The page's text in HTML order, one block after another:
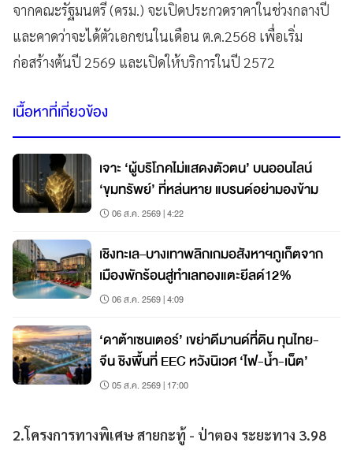
จากคณะรัฐมนตรี (ครม.) จะเปิดประกวดราคาในช่วงกลางปี
และคาดว่าจะได้ตัวเอกชนในเดือน ต.ค.2568 เพื่อเริ่ม
ก่อสร้างต้นปี 2569 และเปิดให้บริการในปี 2572
เนื้อหาที่เกี่ยวข้อง
เจาะ ‘ผู้บริโภคไม่แสดงตัวตน’ บนออนไลน์
‘ขุมทรัพย์’ ที่หล่นหาย แบรนด์อย่ามองข้าม
06 ส.ค. 2569 | 4:22
เชิงทะเล–บางเทาพลิกเกมอสังหาฯภูเก็ตจาก
เมืองพักร้อนสู่ทำเลทองแตะยีลด์12%
06 ส.ค. 2569 | 4:09
‘ดาต้าเซนเตอร์’ เขย่าดีมานด์ที่ดิน ทุนไทย-
จีน ชิงพื้นที่ EEC หวังนิเวศ ‘ไฟ-น้ำ-เน็ต’
05 ส.ค. 2569 | 17:00
2.โครงการทางพิเศษ สายกะทู้ - ป่าตอง ระยะทาง 3.98